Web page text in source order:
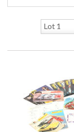
Travaux publics
Jeu construction
Cycle/Auto
Action Figure
Peluche
Disque
Agricole